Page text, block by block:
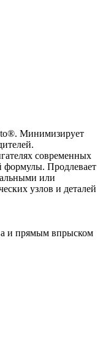
Минимизирует
современных
формулы. Продлевает
или
узлов и деталей
и прямым впрыском